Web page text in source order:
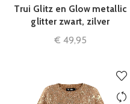
Trui Glitz en Glow metallic
glitter zwart, zilver
€ 49,95